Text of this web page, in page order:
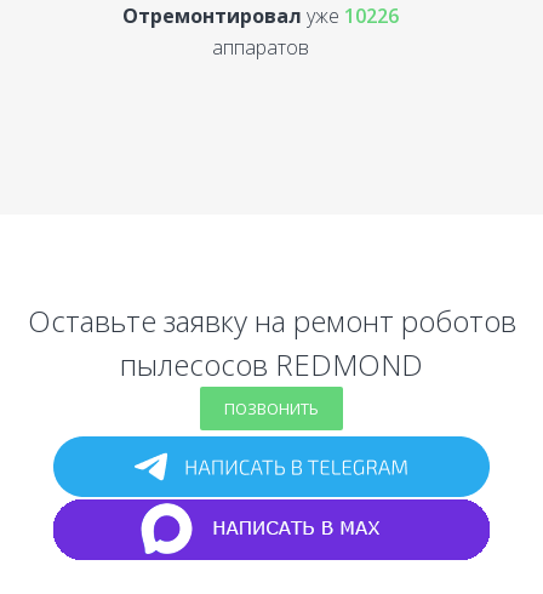
Отремонтировал уже 10226
аппаратов
Оставьте заявку на ремонт роботов
пылесосов REDMOND
ПОЗВОНИТЬ